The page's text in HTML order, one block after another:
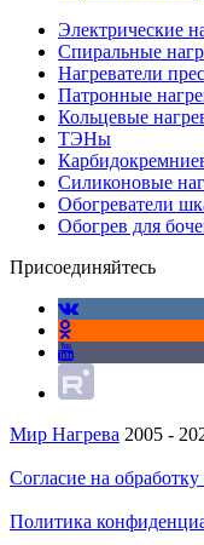
Электрические
Спиральные
Нагреватели
Патронные
Кольцевые
ТЭНы
Силиконовые
Обогреватели
Обогрев для
Присоединяйтесь
Мир Нагрева 2005 -
Согласие на
Политика